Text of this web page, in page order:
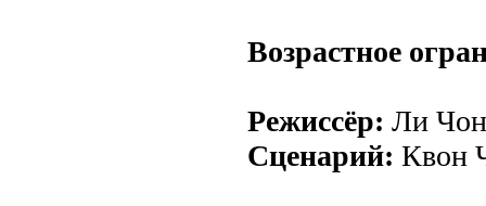
Возрастное
Режиссёр: Ли
Сценарий: Квон